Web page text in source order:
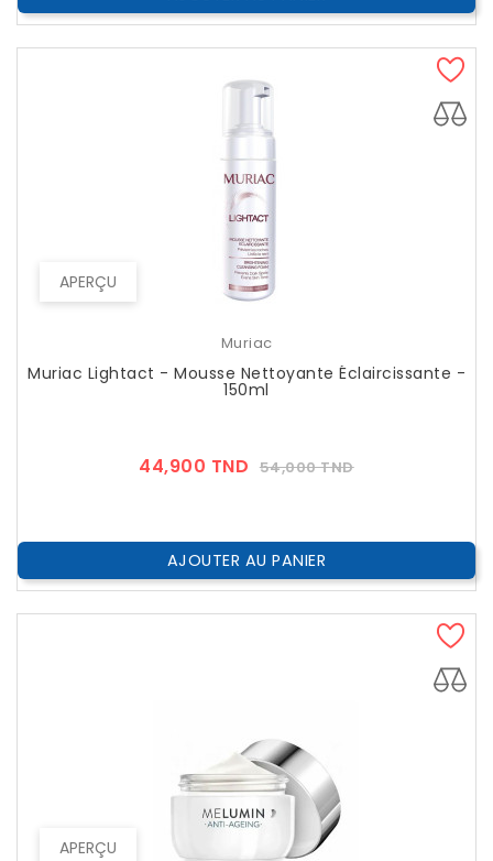
APERÇU
Muriac
Muriac Lightact - Mousse Nettoyante Éclaircissante -
150ml
44,900 TND Prix
54,000 TNDPrix
AJOUTER AU PANIER
APERÇU